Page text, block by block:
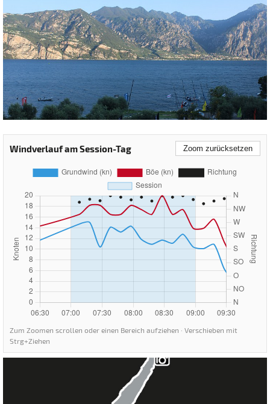
Windverlauf am Session-Tag Zoom zurücksetzen
Zum Zoomen scrollen oder einen Bereich aufziehen · Verschieben mit
Strg+Ziehen